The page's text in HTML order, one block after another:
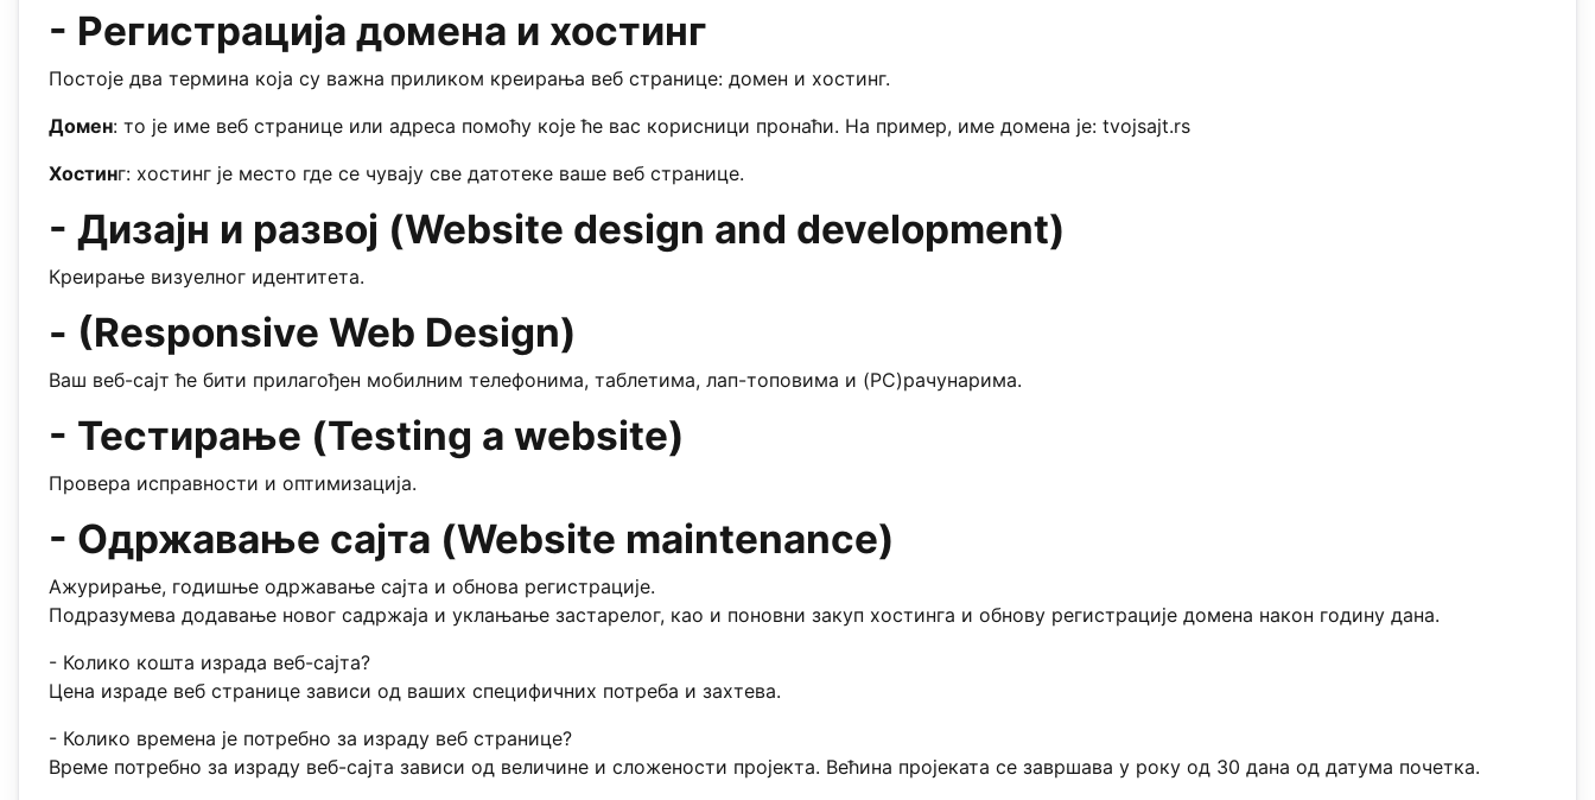
- Регистрација домена и хостинг
Постоје два термина која су важна приликом креирања веб странице: домен и хостинг.
Домен: то је име веб странице или адреса помоћу које ће вас корисници пронаћи. На пример, име домена је: tvojsajt.rs
Хостинг: хостинг је место где се чувају све датотеке ваше веб странице.
- Дизајн и развој (Website design and development)
Креирање визуелног идентитета.
- (Responsive Web Design)
Ваш веб-сајт ће бити прилагођен мобилним телефонима, таблетима, лап-топовима и (PC)рачунарима.
- Тестирање (Testing a website)
Провера исправности и оптимизација.
- Одржавање сајта (Website maintenance)
Ажурирање, годишње одржавање сајта и обнова регистрације.
Подразумева додавање новог садржаја и уклањање застарелог, као и поновни закуп хостинга и обнову регистрације домена након годину дана.
- Колико кошта израда веб-сајта?
Цена израде веб странице зависи од ваших специфичних потреба и захтева.
- Колико времена је потребно за израду веб странице?
Време потребно за израду веб-сајта зависи од величине и сложености пројекта. Већина пројеката се завршава у року од 30 дана од датума почетка.